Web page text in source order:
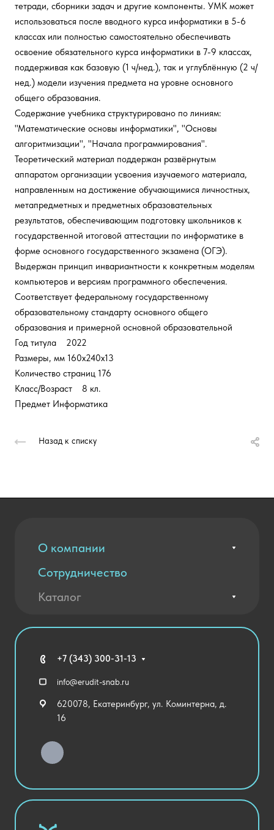
тетради, сборники задач и другие компоненты. УМК может
использоваться после вводного курса информатики в 5-6
классах или полностью самостоятельно обеспечивать
освоение обязательного курса информатики в 7-9 классах,
поддерживая как базовую (1 ч/нед.), так и углублённую (2 ч/
нед.) модели изучения предмета на уровне основного
общего образования.
Содержание учебника структурировано по линиям:
"Математические основы информатики", "Основы
алгоритмизации", "Начала программирования".
Теоретический материал поддержан развёрнутым
аппаратом организации усвоения изучаемого материала,
направленным на достижение обучающимися личностных,
метапредметных и предметных образовательных
результатов, обеспечивающим подготовку школьников к
государственной итоговой аттестации по информатике в
форме основного государственного экзамена (ОГЭ).
Выдержан принцип инвариантности к конкретным моделям
компьютеров и версиям программного обеспечения.
Соответствует федеральному государственному
образовательному стандарту основного общего
образования и примерной основной образовательной
Год титула 2022
Размеры, мм 160x240x13
Количество страниц 176
Класс/Возраст 8 кл.
Предмет Информатика
Назад к списку
О компании
Вакансии
Контакты
Благодарственные письма
Сотрудничество
Оплата и доставка
Каталог
Технические средства обучения
Спортивный зал
Уличное оборудование
Хозяйственные Товары
Столовая и пищеблок
Оснащение кабинетов
+7 (343) 300-31-13
info@erudit-snab.ru
620078, Екатеринбург, ул. Коминтерна, д.
16